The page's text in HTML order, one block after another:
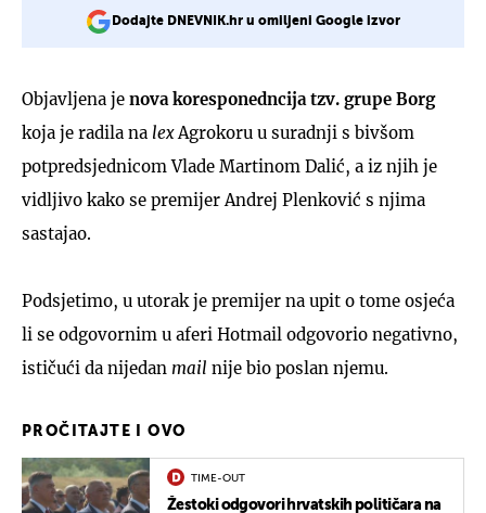
Dodajte DNEVNIK.hr u omiljeni Google izvor
Objavljena je nova koresponedncija tzv. grupe Borg
koja je radila na lexAgrokoru u suradnji s bivšom
potpredsjednicom Vlade Martinom Dalić, a iz njih je
vidljivo kako se premijer Andrej Plenković s njima
sastajao.
Podsjetimo, u utorak je premijer na upit o tome osjeća
li se odgovornim u aferi Hotmail odgovorio negativno,
ističući da nijedan mail nije bio poslan njemu.
PROČITAJTE I OVO
TIME-OUT
Žestoki odgovori hrvatskih političara na